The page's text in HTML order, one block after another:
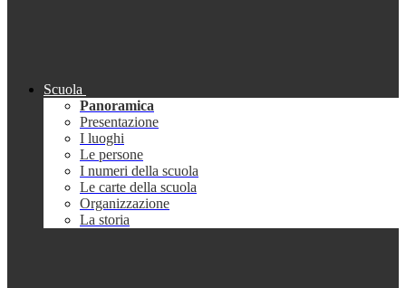
Scuola
Panoramica
Presentazione
I luoghi
Le persone
I numeri della scuola
Le carte della scuola
Organizzazione
La storia